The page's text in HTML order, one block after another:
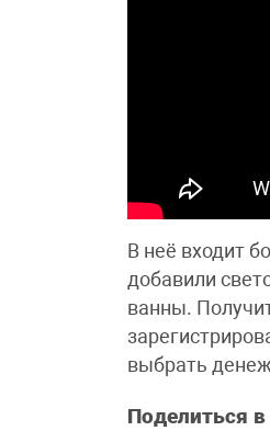
В неё входит
добавили
ванны.
выбрать
Поделиться